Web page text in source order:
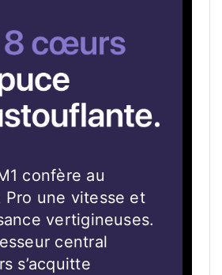
confère au
Pro une vitesse et
vertigineuses.
central
s’acquitte